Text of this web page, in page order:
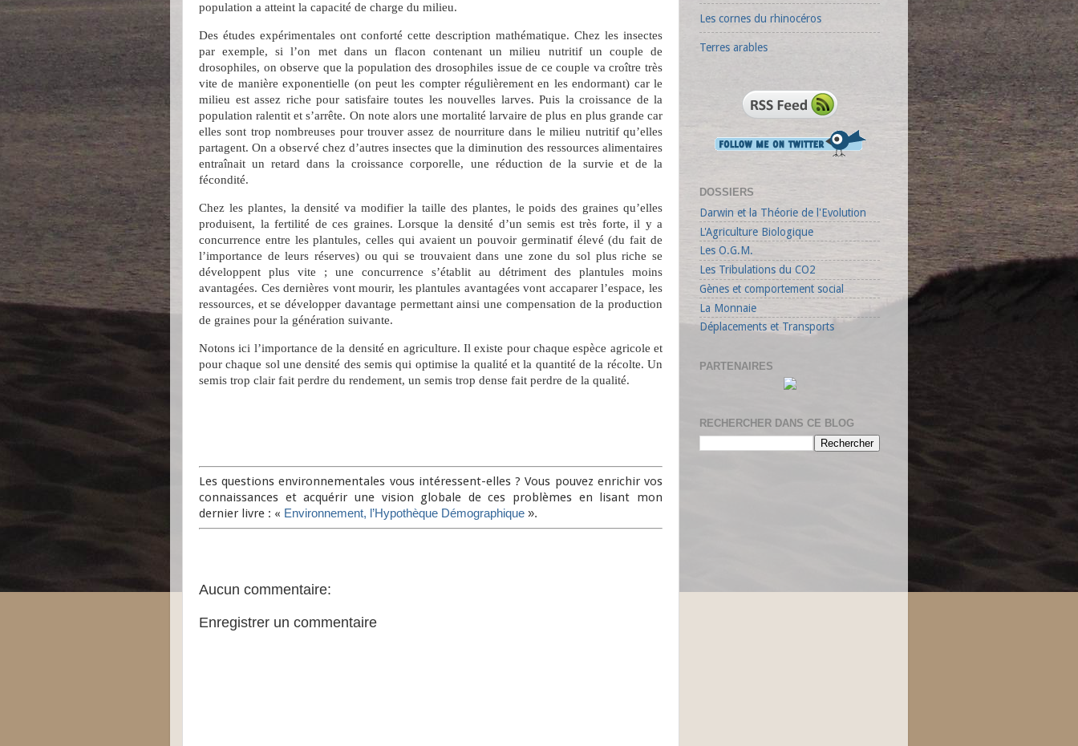
population a atteint la capacité de charge du milieu.
Des études expérimentales ont conforté cette description mathématique. Chez les insectes
par exemple, si l’on met dans un flacon contenant un milieu nutritif un couple de
drosophiles, on observe que la population des drosophiles issue de ce couple va croître très
vite de manière exponentielle (on peut les compter régulièrement en les endormant) car le
milieu est assez riche pour satisfaire toutes les nouvelles larves. Puis la croissance de la
population ralentit et s’arrête. On note alors une mortalité larvaire de plus en plus grande car
elles sont trop nombreuses pour trouver assez de nourriture dans le milieu nutritif qu’elles
partagent. On a observé chez d’autres insectes que la diminution des ressources alimentaires
entraînait un retard dans la croissance corporelle, une réduction de la survie et de la
fécondité.
Chez les plantes, la densité va modifier la taille des plantes, le poids des graines qu’elles
produisent, la fertilité de ces graines. Lorsque la densité d’un semis est très forte, il y a
concurrence entre les plantules, celles qui avaient un pouvoir germinatif élevé (du fait de
l’importance de leurs réserves) ou qui se trouvaient dans une zone du sol plus riche se
développent plus vite ; une concurrence s’établit au détriment des plantules moins
avantagées. Ces dernières vont mourir, les plantules avantagées vont accaparer l’espace, les
ressources, et se développer davantage permettant ainsi une compensation de la production
de graines pour la génération suivante.
Notons ici l’importance de la densité en agriculture. Il existe pour chaque espèce agricole et
pour chaque sol une densité des semis qui optimise la qualité et la quantité de la récolte. Un
semis trop clair fait perdre du rendement, un semis trop dense fait perdre de la qualité.
Les questions environnementales vous intéressent-elles ? Vous pouvez enrichir vos
connaissances et acquérir une vision globale de ces problèmes en lisant mon
dernier livre : « Environnement, l’Hypothèque Démographique ».
Aucun commentaire:
Enregistrer un commentaire
Les cornes du rhinocéros
Terres arables
DOSSIERS
Darwin et la Théorie de l'Evolution
L'Agriculture Biologique
Les O.G.M.
Les Tribulations du CO2
Gènes et comportement social
La Monnaie
Déplacements et Transports
PARTENAIRES
RECHERCHER DANS CE BLOG